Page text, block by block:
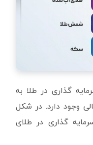
گذاری در طلا به
وجود دارد. در شکل
گذاری در طلای